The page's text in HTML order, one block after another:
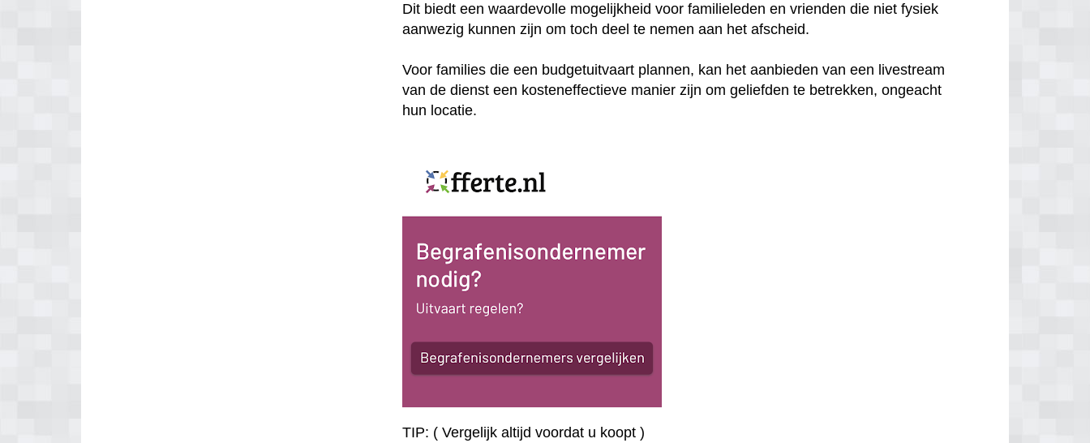
Dit biedt een waardevolle mogelijkheid voor familieleden en vrienden die niet fysiek
aanwezig kunnen zijn om toch deel te nemen aan het afscheid.
Voor families die een budgetuitvaart plannen, kan het aanbieden van een livestream
van de dienst een kosteneffectieve manier zijn om geliefden te betrekken, ongeacht
hun locatie.
TIP: ( Vergelijk altijd voordat u koopt )